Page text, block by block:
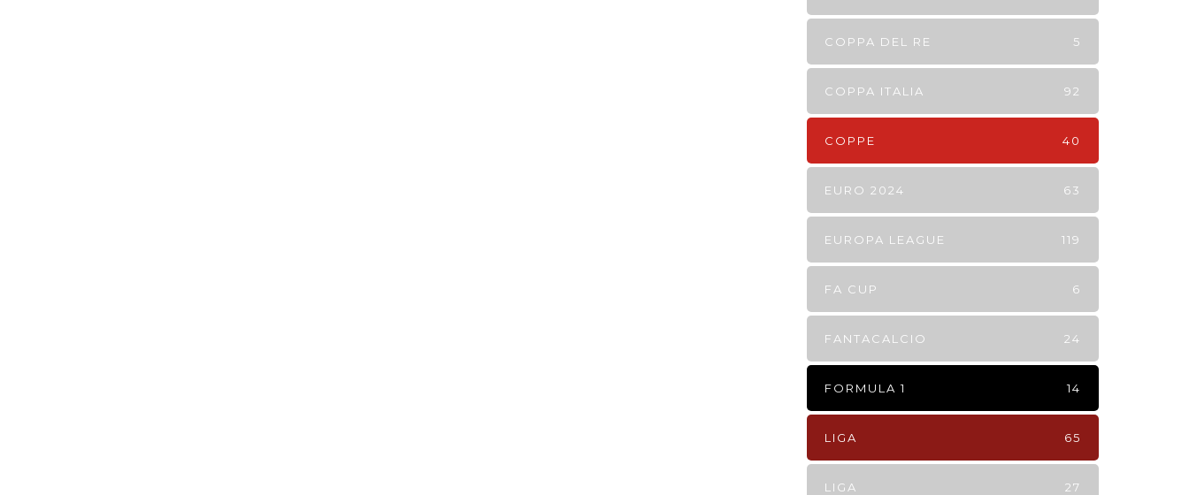
COPPA DEL RE 5
COPPA ITALIA 92
COPPE 40
EURO 2024 63
EUROPA LEAGUE 119
FA CUP 6
FANTACALCIO 24
FORMULA 1 14
LIGA 65
LIGA 27